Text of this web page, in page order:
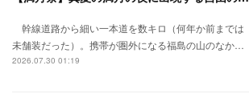
幹線道路から細い一本道を数キロ（何年か前までは
未舗装だった）。携帯が圏外になる福島の山のなか…
2026.07.30 01:19